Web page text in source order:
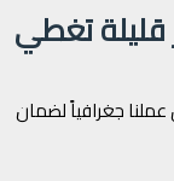
تغطي
جغرافياً لضمان